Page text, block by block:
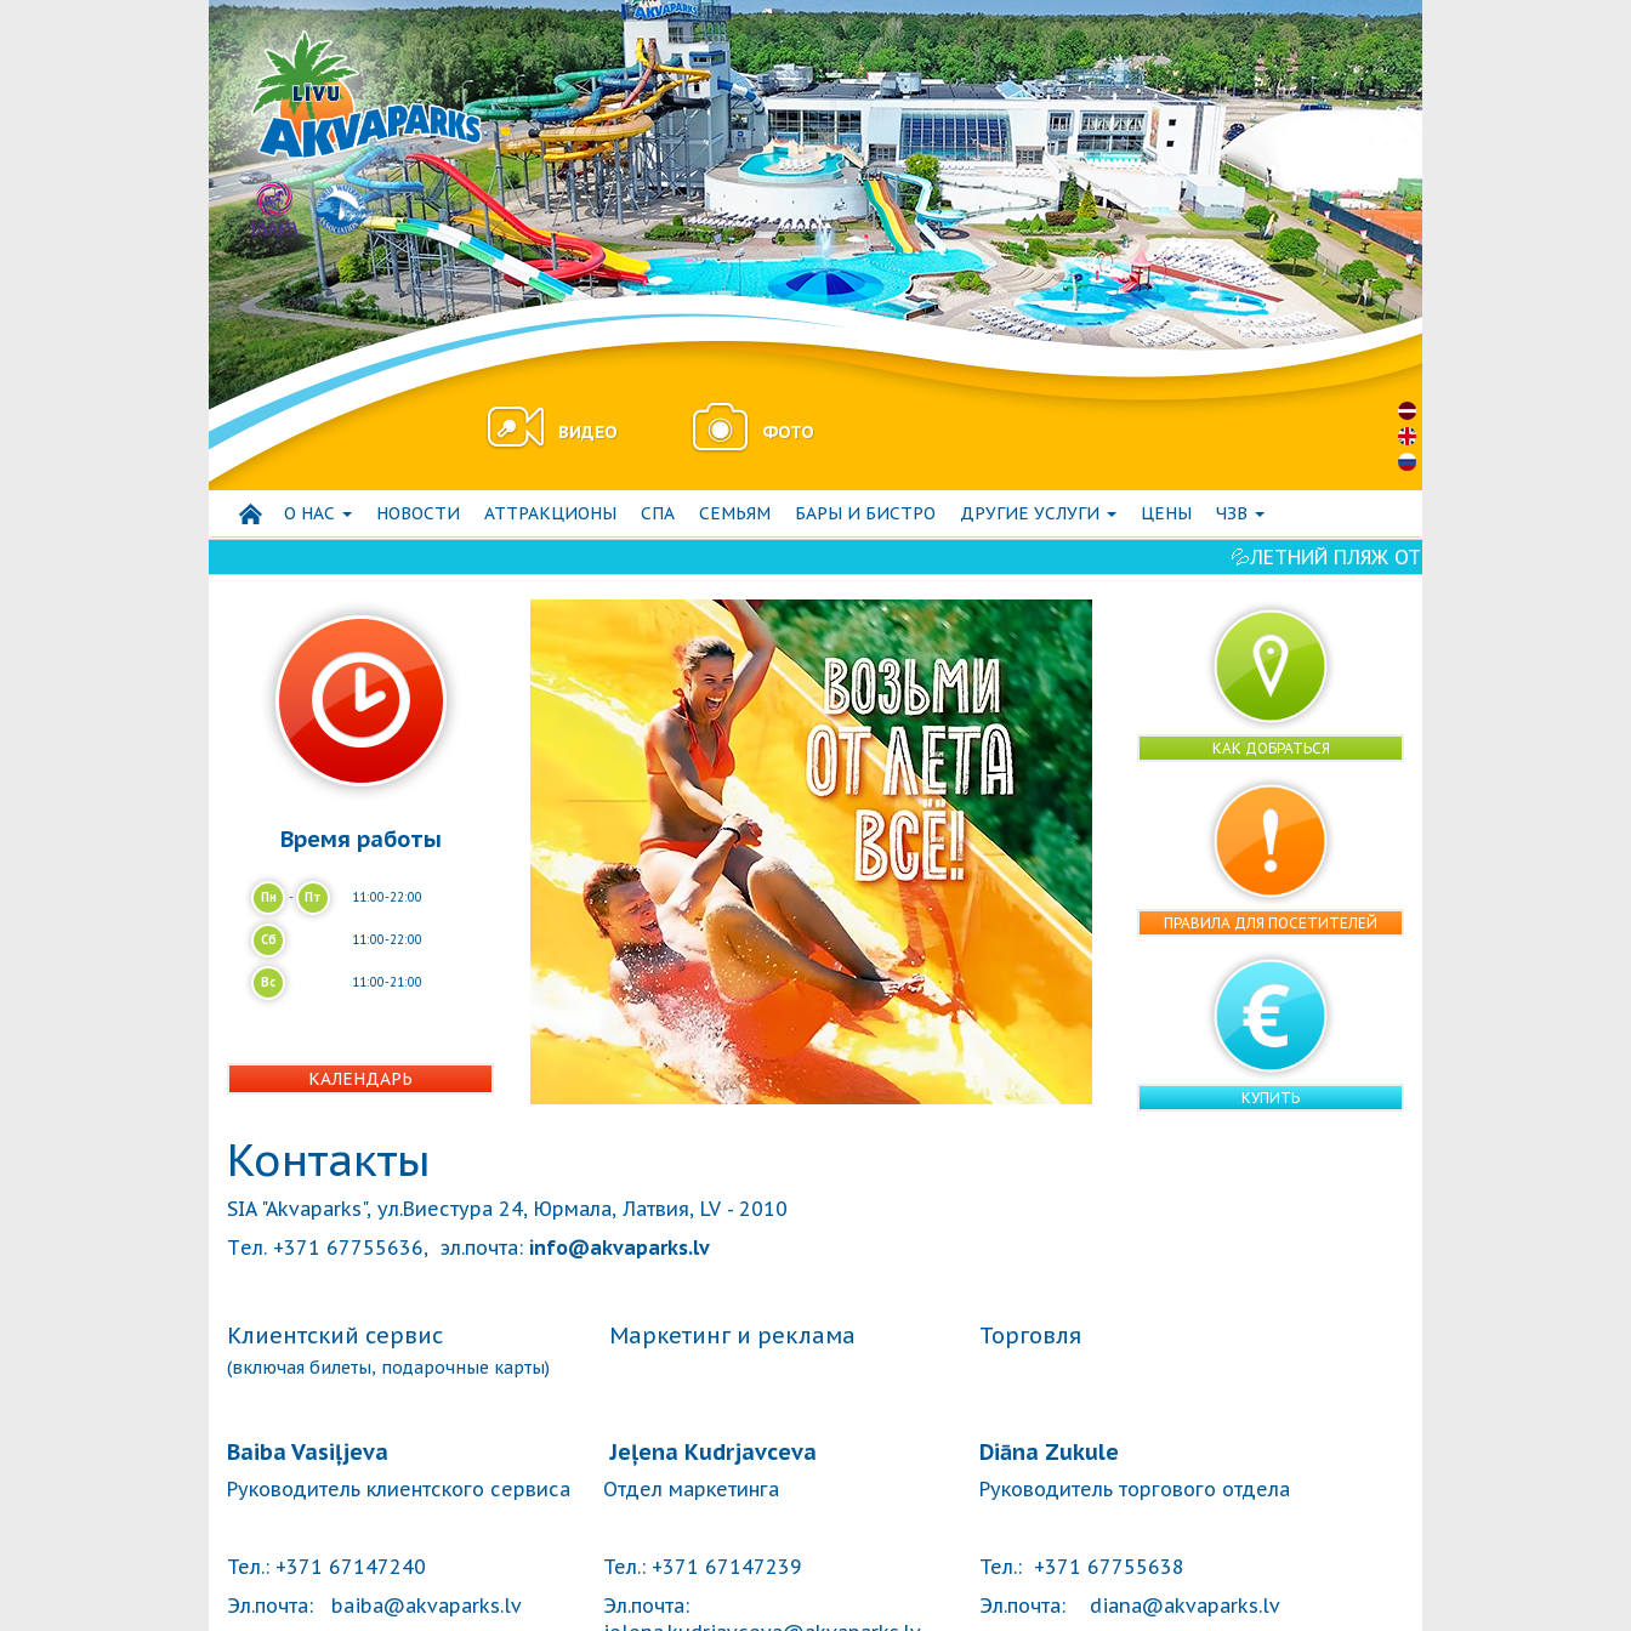
ВИДЕО ФОТО
О НАС HОВОСТИ АТТРАКЦИОНЫ СПА СЕМЬЯМ БАРЫ И БИСТРО ДРУГИЕ УСЛУГИ ЦЕНЫ ЧЗВ
💦ЛЕТНИЙ ПЛЯЖ ОТКРЫТ! ☀️🏖️ – ЕЩЕ БОЛЬШЕ ВОДНЫХ
Время работы
Пн - Пт 11:00-22:00
Сб 11:00-22:00
Вс 11:00-21:00
КАЛЕНДАРЬ
КАК ДОБРАТЬСЯ
ПРАВИЛА ДЛЯ ПОСЕТИТЕЛЕЙ
КУПИТЬ
Контакты
SIA "Akvaparks", ул.Виестура 24, Юрмала, Латвия, LV - 2010
Tел. +371 67755636, эл.почта: info@akvaparks.lv
Клиентский сервис
(включая билеты, подарочные карты)
Маркетинг и реклама Торговля
Baiba Vasiļjeva
Руководитель клиентского сервиса
Тел.: +371 67147240
Эл.почта: baiba@akvaparks.lv
Jeļena Kudrjavceva
Отдел маркетинга
Тел.: +371 67147239
Эл.почта:
Diāna Zukule
Руководитель торгового отдела
Тел.: +371 67755638
Эл.почта: diana@akvaparks.lv